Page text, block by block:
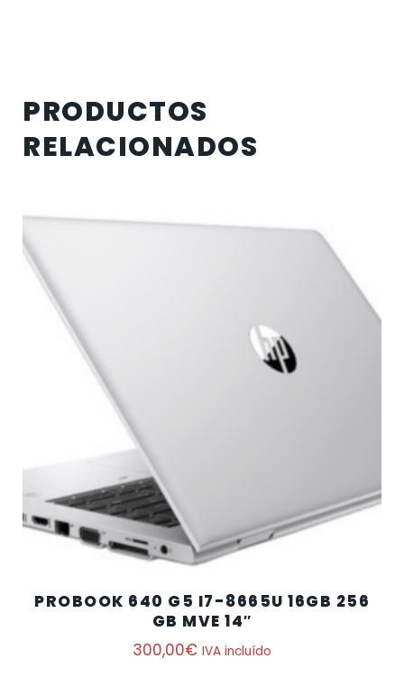
PRODUCTOS
RELACIONADOS
PROBOOK 640 G5 I7-8665U 16GB 256
GB MVE 14″
300,00€ IVA incluído